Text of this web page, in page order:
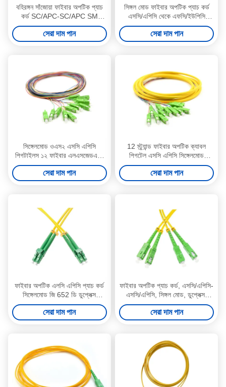
বহিরঙ্গন সাঁজোয়া ফাইবার অপটিক প্যাচ
কর্ড SC/APC-SC/APC SM
G657A2 সিমপ্লেক্স ৩ মিটার OFNR
UV জ্যাকেট
সেরা দাম পান
সিঙ্গল মোড ফাইবার অপটিক প্যাচ কর্ড
এসসি/এপিসি থেকে এফসি/ইউপিসি
ডুপ্লেক্স ৩.০ মিমি এলএসজেডএইচ
ফাইবার অপটিক প্যাচ লিড
সেরা দাম পান
সিঙ্গেলমোড ওএস২ এসসি এপিসি
পিগটাইলস ১২ ফাইবার এলএসজেডএইচ
৩এম
সেরা দাম পান
12 স্ট্র্যান্ড ফাইবার অপটিক ক্যাবল
পিগটেল এসসি এপিসি সিঙ্গেলমোড
9/125 এলএসজেডএইচ 3 মি
সেরা দাম পান
ফাইবার অপটিক এলসি এপিসি প্যাচ কর্ড
সিঙ্গেলমোড জি 652 ডি ডুপ্লেক্স
এলএসজেডএইচ 3 মি 2.0 মিমি
সেরা দাম পান
ফাইবার অপটিক প্যাচ কর্ড, এসসি/এপিসি-
এসসি/এপিসি, সিঙ্গল মোড, ডুপ্লেক্স,
এলএসজেডএইচ, ৩ মি, ২.০ মিমি
সেরা দাম পান